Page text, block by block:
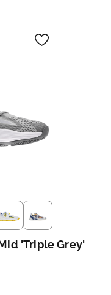
'Triple Grey'